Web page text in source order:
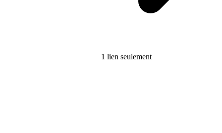
1 lien seulement